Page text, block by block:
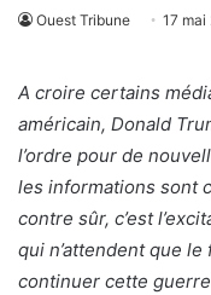
Ouest Tribune 17 mai
A croire certains
américain, Donald
l’ordre pour de
les informations sont
contre sûr, c’est
qui n’attendent que
continuer cette